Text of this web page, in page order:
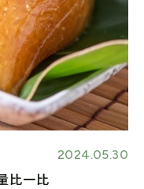
2024.05.30
比一比